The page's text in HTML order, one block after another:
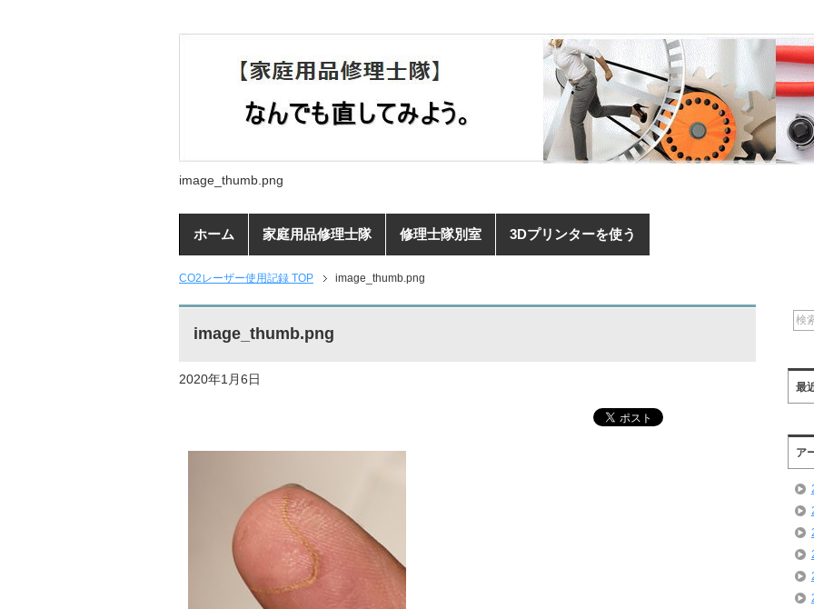
image_thumb.png
ホーム 家庭用品修理士隊 修理士隊別室 3Dプリンターを使う
CO2レーザー使用記録 TOP image_thumb.png
image_thumb.png
2020年1月6日
最
ア